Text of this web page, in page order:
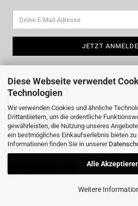
Diese Webseite verwendet
Technologien
Wir verwenden Cookies und ähnliche
Drittanbietern, um die ordentliche
gewährleisten, die Nutzung unseres
ein bestmögliches Einkaufserlebnis bieten zu
Informationen finden Sie in unserer
Alle
Weitere